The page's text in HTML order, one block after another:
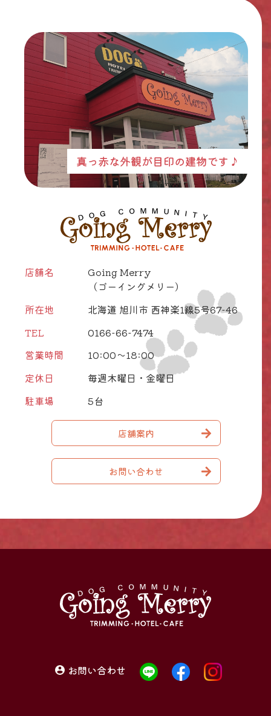
真っ赤な外観が目印の建物です♪
店舗名
Going Merry
（ゴーイングメリー）
所在地
北海道 旭川市 西神楽1線5号67-46
TEL
0166-66-7474
営業時間
10:00～18:00
定休日
毎週木曜日・金曜日
駐車場
5台
店舗案内
お問い合わせ
お問い合わせ